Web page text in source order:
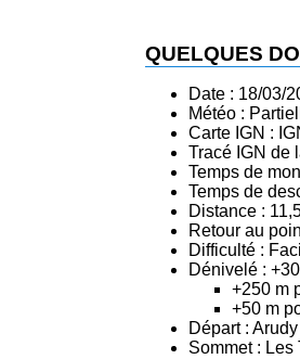
QUELQUES
Date : 18/03/
Météo :
Carte IGN :
Tracé IGN de
Temps de
Temps de
Distance :
Retour au
Difficulté :
Dénivelé :
+250 m
+50 m
Départ :
Sommet : Les